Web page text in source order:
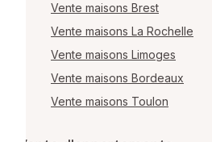
Vente maisons Brest
Vente maisons La Rochelle
Vente maisons Limoges
Vente maisons Bordeaux
Vente maisons Toulon